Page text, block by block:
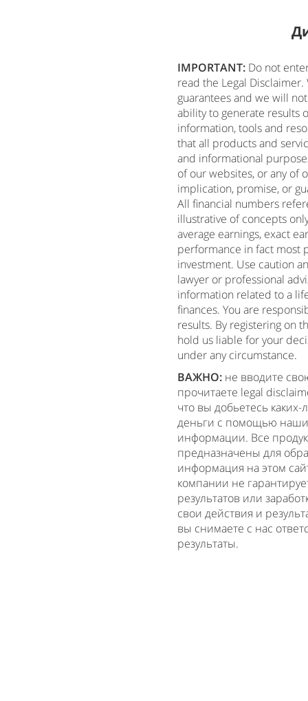
IMPORTANT: Do not
read the Legal
guarantees and we will
ability to generate results
information, tools and
that all products and
and informational
of our websites, or any of
implication, promise, or
All financial numbers
illustrative of concepts
average earnings, exact
performance in fact most
investment. Use caution
lawyer or professional
information related to a
finances. You are
results. By registering on
hold us liable for your
under any circumstance.
ВАЖНО: не вводите
прочитаете legal
что вы добьетесь каких-
деньги с помощью
информации. Все
предназначены для
информация на этом
компании не
результатов или
свои действия и
вы снимаете с нас
результаты.